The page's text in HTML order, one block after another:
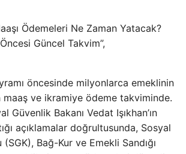
Ödemeleri Ne Zaman Yatacak?
Güncel Takvim”,
öncesinde milyonlarca emeklinin
maaş ve ikramiye ödeme takviminde.
Güvenlik Bakanı Vedat Işıkhan’ın
açıklamalar doğrultusunda, Sosyal
Bağ-Kur ve Emekli Sandığı